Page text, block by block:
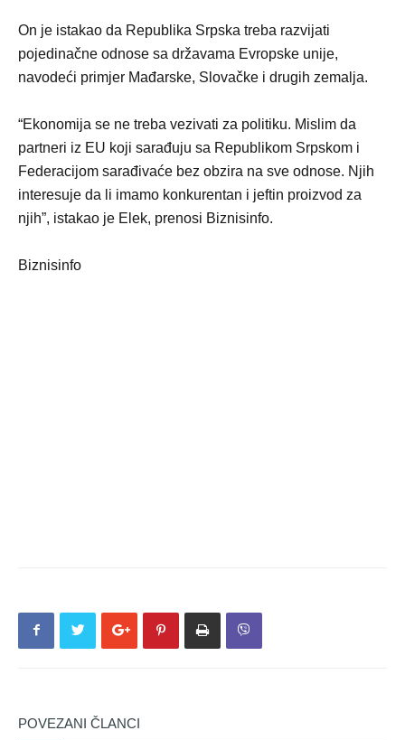
On je istakao da Republika Srpska treba razvijati
pojedinačne odnose sa državama Evropske unije,
navodeći primjer Mađarske, Slovačke i drugih zemalja.
“Ekonomija se ne treba vezivati za politiku. Mislim da
partneri iz EU koji sarađuju sa Republikom Srpskom i
Federacijom sarađivaće bez obzira na sve odnose. Njih
interesuje da li imamo konkurentan i jeftin proizvod za
njih”, istakao je Elek, prenosi Biznisinfo.
Biznisinfo
POVEZANI ČLANCI